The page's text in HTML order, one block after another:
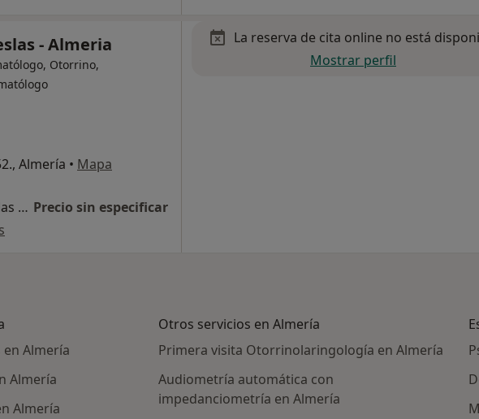
- Almeria
Otorrino,
Almería • Mapa
Cirugía de las glándulas salivares Precio sin especificar
La reserva de cita online no está
Mostrar perfil
en Almería
Almería
Almería
Otros servicios en Almería
Primera visita Otorrinolaringología en Almería
Audiometría automática con
impedanciometría en Almería